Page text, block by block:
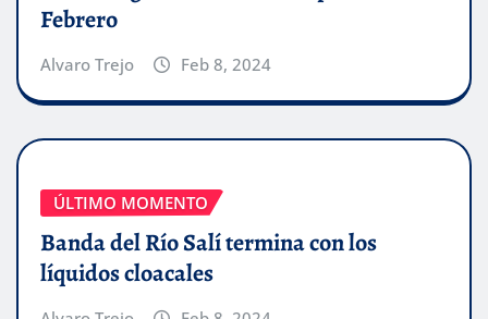
Febrero
Alvaro Trejo Feb 8, 2024
ÚLTIMO MOMENTO
Banda del Río Salí termina con los
líquidos cloacales